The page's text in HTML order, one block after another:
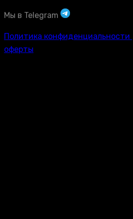
Мы в Telegram
Политика конфиденциальности
оферты